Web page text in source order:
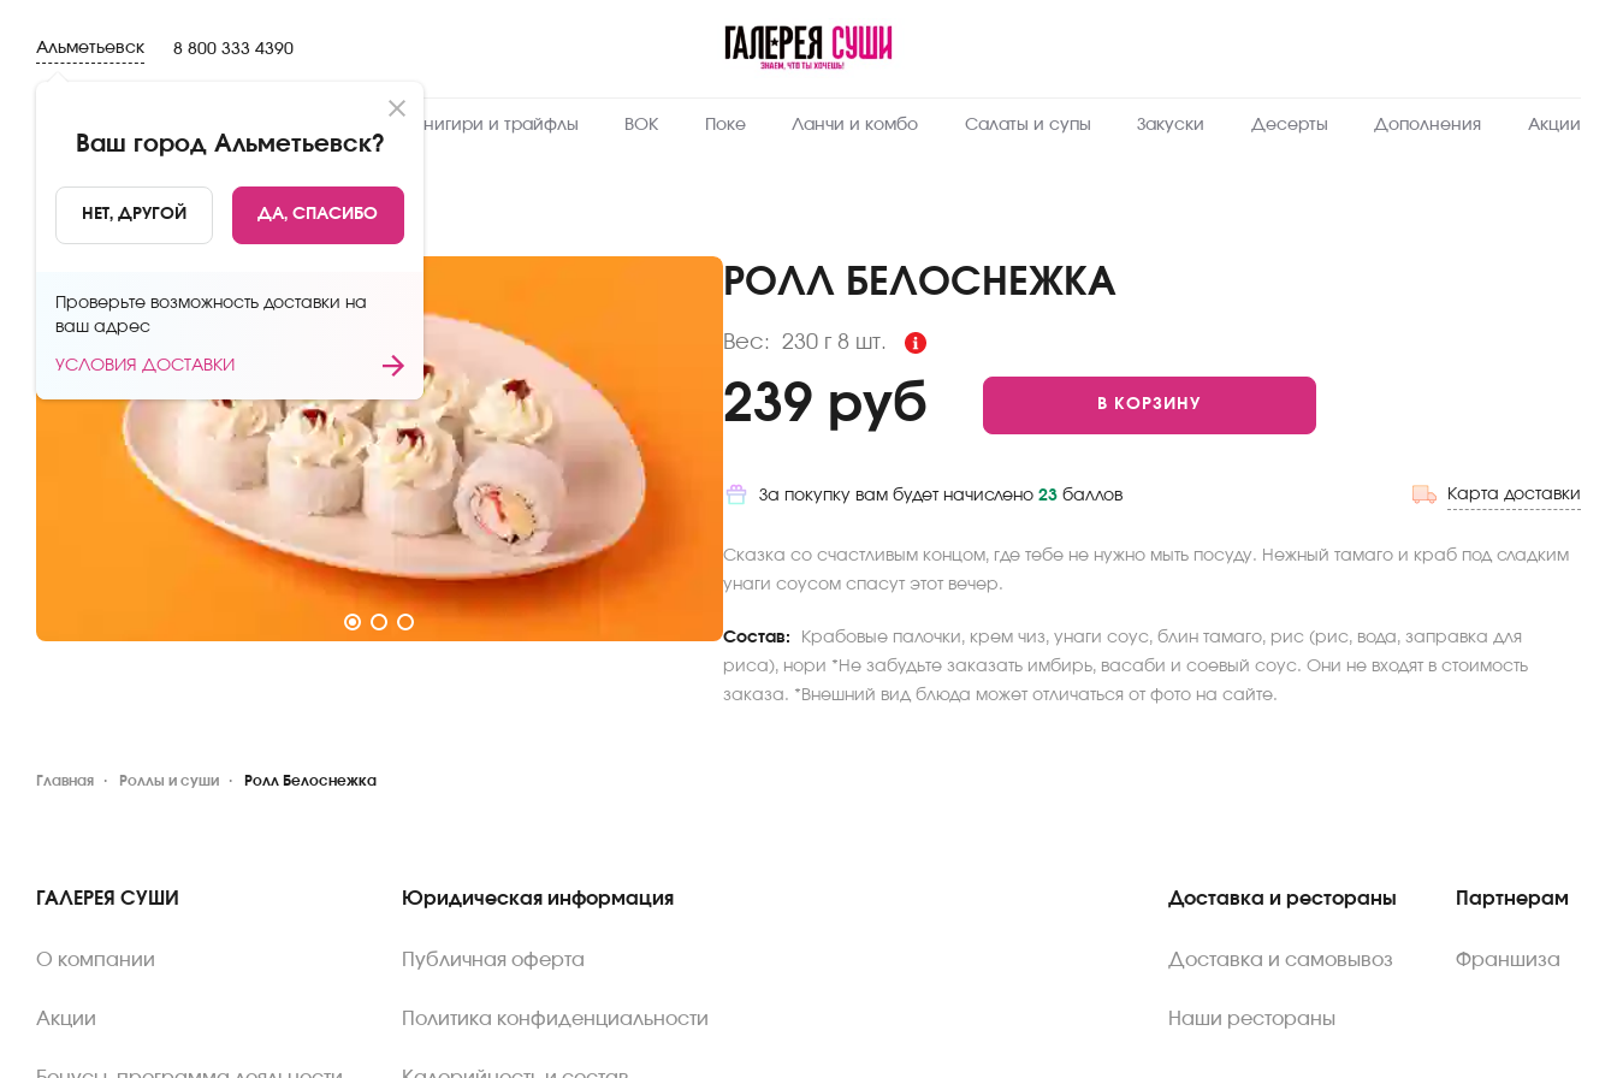
Альметьевск
Ваш город Альметьевск?
НЕТ, ДРУГОЙ ДА, СПАСИБО
Проверьте возможность доставки на
ваш адрес
УСЛОВИЯ ДОСТАВКИ
8 800 333 4390
Онигири и трайфлы ВОК Поке Ланчи и комбо Салаты и супы Закуски Десерты Дополнения Акции
НАЗАД
РОЛЛ БЕЛОСНЕЖКА
Вес: 230 г8 шт.
Пищевая
230
Вес, г
219 Ккал
239 руб В КОРЗИНУ
За покупку вам будет начислено 23 баллов Карта доставки
Сказка со счастливым концом, где тебе не нужно мыть посуду. Нежный тамаго и краб под сладким
унаги соусом спасут этот вечер.
Состав:
Крабовые палочки, крем чиз, унаги соус, блин тамаго, рис (рис, вода, заправка для
риса), нори *Не забудьте заказать имбирь, васаби и соевый соус. Они не входят в стоимость
заказа. *Внешний вид блюда может отличаться от фото на сайте.
Главная Роллы и суши Ролл Белоснежка
ГАЛЕРЕЯ СУШИ
О компании
Акции
Юридическая информация
Публичная оферта
Политика конфиденциальности
Доставка и рестораны
Доставка и самовывоз
Наши рестораны
Партнерам
Франшиза